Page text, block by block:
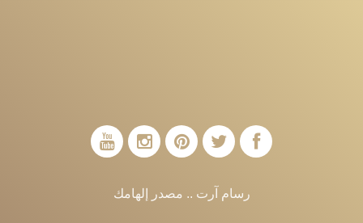
رسام آرت .. مصدر إلهامك